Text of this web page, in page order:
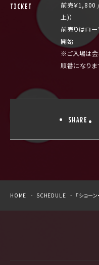
TICKET
前売￥1,800
上)）
前売りはロ
開始
※ご入場は会
順番になりま
SHARE
HOME SCHEDULE 『ショー